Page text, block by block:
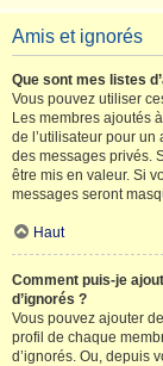
Amis et ignorés
Que sont mes listes
Vous pouvez utiliser
Les membres ajoutés
de l’utilisateur pour
des messages privés.
être mis en valeur. Si
messages seront
Haut
Comment puis-je
d’ignorés ?
Vous pouvez ajouter
profil de chaque
d’ignorés. Ou, depuis